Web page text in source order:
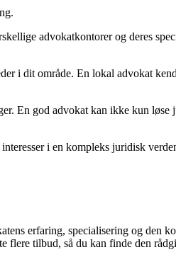
advokatkontorer og deres
i dit område. En lokal advokat
En god advokat kan ikke kun løse
i en kompleks juridisk
erfaring, specialisering og den
flere tilbud, så du kan finde den